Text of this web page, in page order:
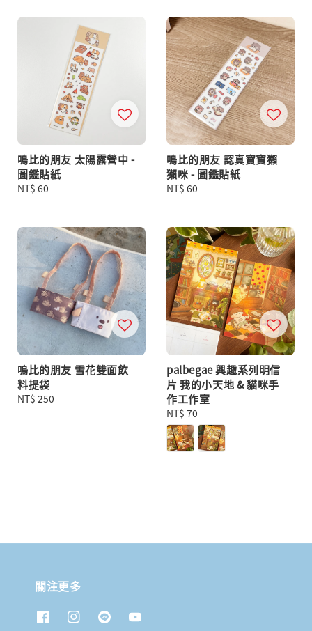
嗚比的朋友 太陽露營中 -
圖鑑貼紙
Regular
NT$ 60
嗚比的朋友 認真寶寶獺
獺咪 - 圖鑑貼紙
Regular
NT$ 60
嗚比的朋友 雪花雙面飲
料提袋
Regular
NT$ 250
palbegae 興趣系列明信
片 我的小天地 & 貓咪手
作工作室
Regular
price
NT$ 70
關注更多